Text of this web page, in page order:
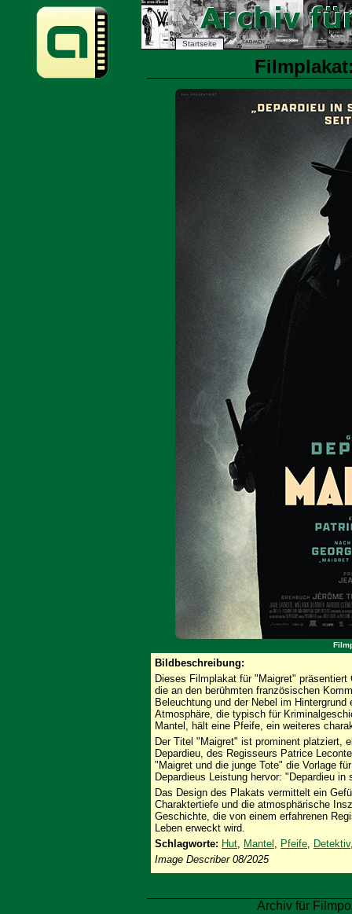
Startseite
Bildbeschreibung:
Dieses Filmplakat für "Maigret"
die an den berühmten französischen
Beleuchtung und der Nebel im
Atmosphäre, die typisch für
Mantel, hält eine Pfeife, ein weiteres
Der Titel "Maigret" ist prominent platziert,
Depardieu, des Regisseurs Patrice
"Maigret und die junge Tote" die Vorlage
Depardieus Leistung hervor: "Depardieu
Das Design des Plakats vermittelt ein
Charaktertiefe und die atmosphärische
Geschichte, die von einem erfahrenen
Leben erweckt wird.
Schlagworte: Hut, Mantel , Pfeife, Detektiv
Image Describer 08/2025
Archiv für